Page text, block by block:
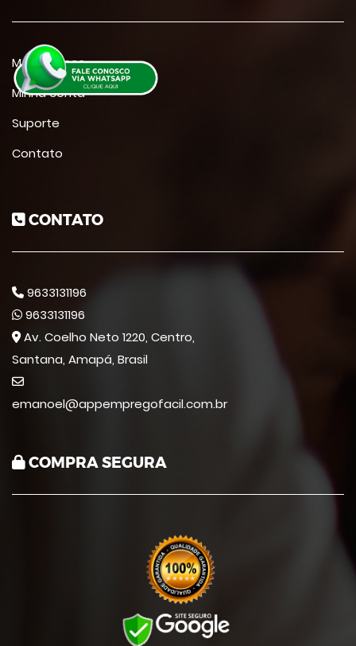
Meus cursos
Minha conta
Suporte
Contato
CONTATO
9633131196
9633131196
Av. Coelho Neto 1220, Centro,
Santana, Amapá, Brasil
emanoel@appempregofacil.com.br
COMPRA SEGURA